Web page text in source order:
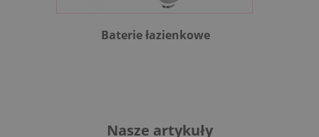
Baterie łazienkowe
Nasze artykuły